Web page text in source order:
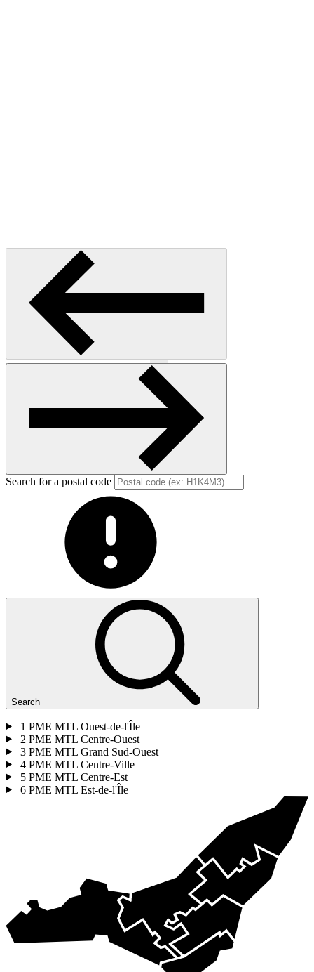
Previous
Search for a postal code
Search
1 PME MTL Ouest-de-l'Île
2 PME MTL Centre-Ouest
3 PME MTL Grand Sud-Ouest
4 PME MTL Centre-Ville
5 PME MTL Centre-Est
6 PME MTL Est-de-l'Île